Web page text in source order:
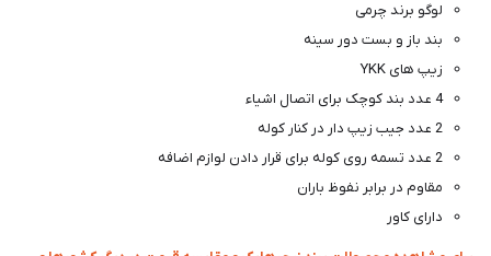
لوگو برند چرمی
بند باز و بست دور سینه
زیپ های YKK
4 عدد بند کوچک برای اتصال اشیاء
2 عدد جیب زیپ دار در کنار کوله
2 عدد تسمه روی کوله برای قرار دادن لوازم اضافه
مقاوم در برابر نفوظ باران
دارای کاور